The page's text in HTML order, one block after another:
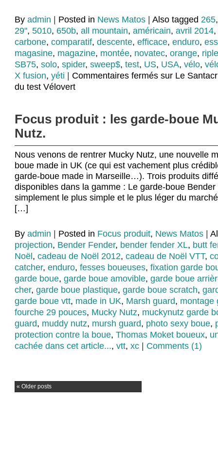
By admin Posted in News Matos Also tagged 265
29", 5010, 650b, all mountain, américain, avril 2014,
carbone, comparatif, descente, efficace, enduro,
magasine, magazine, montée, novatec, orange,
SB75, solo, spider, sweep$, test, US, USA, vélo,
X fusion, yéti Commentaires fermés sur Le
du test Vélovert
Focus produit : les garde-boue
Nutz.
Nous venons de rentrer Mucky Nutz, une nouvelle
boue made in UK (ce qui est vachement plus
garde-boue made in Marseille…). Trois produits
disponibles dans la gamme : Le garde-boue
simplement le plus simple et le plus léger du
[…]
By admin | Posted in Focus produit, News Matos |
projection, Bender Fender, bender fender XL, butt
Noël, cadeau de Noël 2012, cadeau de Noël VTT,
catcher, enduro, fesses boueuses, fixation garde
garde boue, garde boue amovible, garde boue
cher, garde boue plastique, garde boue scratch,
garde boue vtt, made in UK, Marsh guard, montage
fourche 29 pouces, Mucky Nutz, muckynutz garde
guard, muddy nutz, mursh guard, photo sexy boue,
protection contre la boue, Thomas Moket boueux,
cachée dans cet article..., vtt, xc | Comments (1)
« Older posts